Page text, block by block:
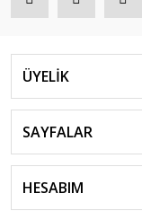
ÜYELİK
SAYFALAR
HESABIM